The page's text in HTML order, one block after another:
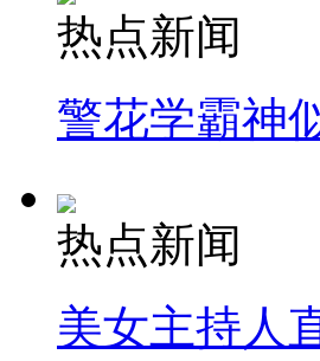
热点新闻
警花学霸神
热点新闻
美女主持人